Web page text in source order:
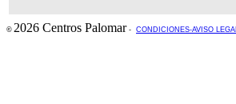
© 2026 Centros Palomar- CONDICIONES-AVISO LEGAL